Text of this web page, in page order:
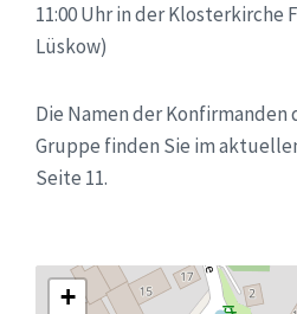
11:00 Uhr in der Klosterkirche
Lüskow)
Die Namen der
Gruppe finden Sie im
Seite 11.
+